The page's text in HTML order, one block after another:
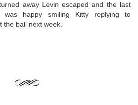
away Levin escaped and the last
was happy smiling Kitty replying to
the ball next week.